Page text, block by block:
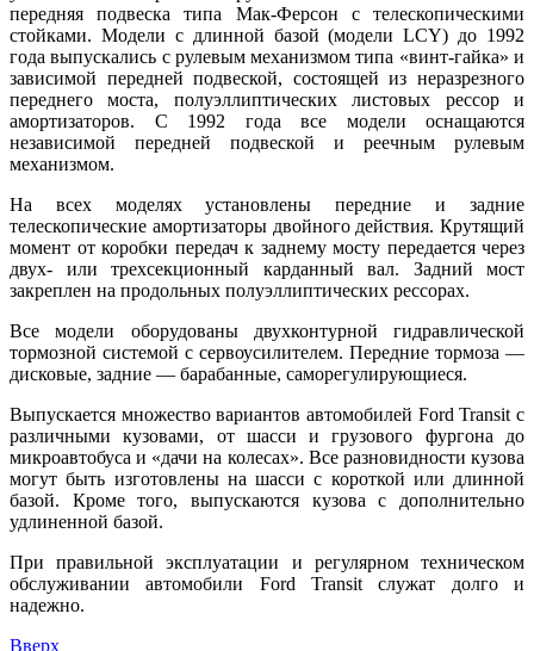
передняя подвеска типа Мак-Ферсон с телескопическими
стойками. Модели с длинной базой (модели LCY) до 1992
года выпускались с рулевым механизмом типа «винт-гайка» и
зависимой передней подвеской, состоящей из неразрезного
переднего моста, полуэллиптических листовых рессор и
амортизаторов. С 1992 года все модели оснащаются
независимой передней подвеской и реечным рулевым
механизмом.
На всех моделях установлены передние и задние
телескопические амортизаторы двойного действия. Крутящий
момент от коробки передач к заднему мосту передается через
двух- или трехсекционный карданный вал. Задний мост
закреплен на продольных полуэллиптических рессорах.
Все модели оборудованы двухконтурной гидравлической
тормозной системой с сервоусилителем. Передние тормоза —
дисковые, задние — барабанные, саморегулирующиеся.
Выпускается множество вариантов автомобилей Ford Transit с
различными кузовами, от шасси и грузового фургона до
микроавтобуса и «дачи на колесах». Все разновидности кузова
могут быть изготовлены на шасси с короткой или длинной
базой. Кроме того, выпускаются кузова с дополнительно
удлиненной базой.
При правильной эксплуатации и регулярном техническом
обслуживании автомобили Ford Transit служат долго и
надежно.
Вверх